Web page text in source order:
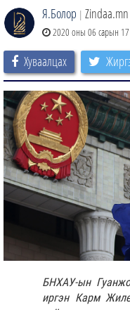
Я.Болор | Zindaa.mn
2020 оны 06 сарын 17
Хуваалцах
БНХАУ-ын
иргэн Карм